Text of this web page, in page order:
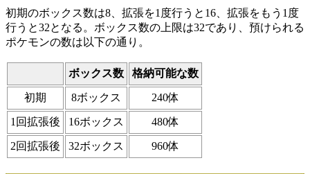
初期のボックス数は8、拡張を1度行うと16、拡張をもう1度
行うと32となる。ボックス数の上限は32であり、預けられる
ポケモンの数は以下の通り。
ボックス数 格納可能な数
初期 8ボックス 240体
1回拡張後 16ボックス 480体
2回拡張後 32ボックス 960体